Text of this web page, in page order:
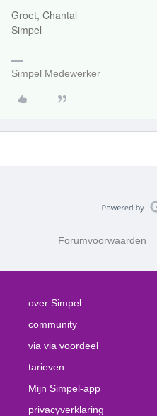
Groet, Chantal
Simpel
Simpel Medewerker
Forumvoorwaarden
over Simpel
community
via via voordeel
tarieven
Mijn Simpel-app
privacyverklaring